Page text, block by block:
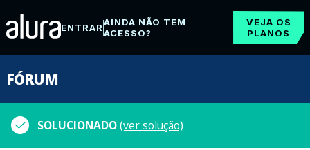
ENTRARAINDA NÃO TEM
ACESSO?
VEJA OS
PLANOS
FÓRUM
SOLUCIONADO(ver solução)